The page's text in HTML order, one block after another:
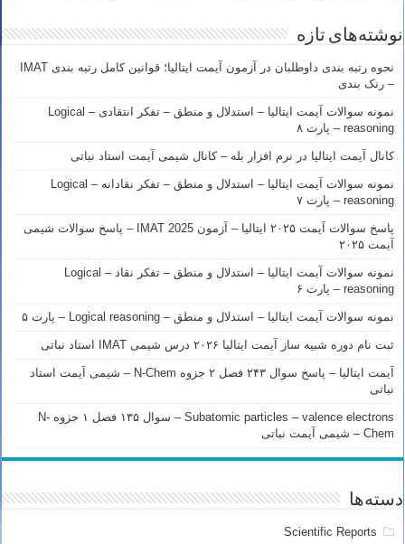
نوشته‌های تازه
نحوه رتبه بندی داوطلبان در آزمون آیمت ایتالیا؛ قوانین کامل رتبه بندی IMAT
– رنک بندی
نمونه سوالات آیمت ایتالیا – استدلال و منطق – تفکر انتقادی – Logical
reasoning – پارت ۸
کانال آیمت ایتالیا در نرم افزار بله – کانال شیمی آیمت استاد نباتی
نمونه سوالات آیمت ایتالیا – استدلال و منطق – تفکر نقادانه – Logical
reasoning – پارت ۷
پاسخ سوالات آیمت ۲۰۲۵ ایتالیا – آزمون IMAT 2025 – پاسخ سوالات شیمی
آیمت ۲۰۲۵
نمونه سوالات آیمت ایتالیا – استدلال و منطق – تفکر نقاد – Logical
reasoning – پارت ۶
نمونه سوالات آیمت ایتالیا – استدلال و منطق – Logical reasoning – پارت ۵
ثبت نام دوره شبیه ساز آیمت ایتالیا ۲۰۲۶ درس شیمی IMAT استاد نباتی
آیمت ایتالیا – پاسخ سوال ۲۴۳ فصل ۲ جزوه N-Chem – شیمی آیمت استاد
نباتی
Subatomic particles – valence electrons – سوال ۱۳۵ فصل ۱ جزوه N-
Chem – شیمی آیمت نباتی
دسته‌ها
Scientific Reports